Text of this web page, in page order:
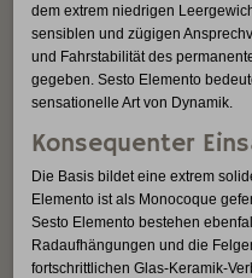
dem extrem niedrigen
sensiblen und zügigen
und Fahrstabilität des
gegeben. Sesto Elemento
sensationelle Art von Dynamik.
Konsequenter
Die Basis bildet eine extrem
Elemento ist als Monocoque
Sesto Elemento bestehen
Radaufhängungen und die
fortschrittlichen Glas-Keramik-